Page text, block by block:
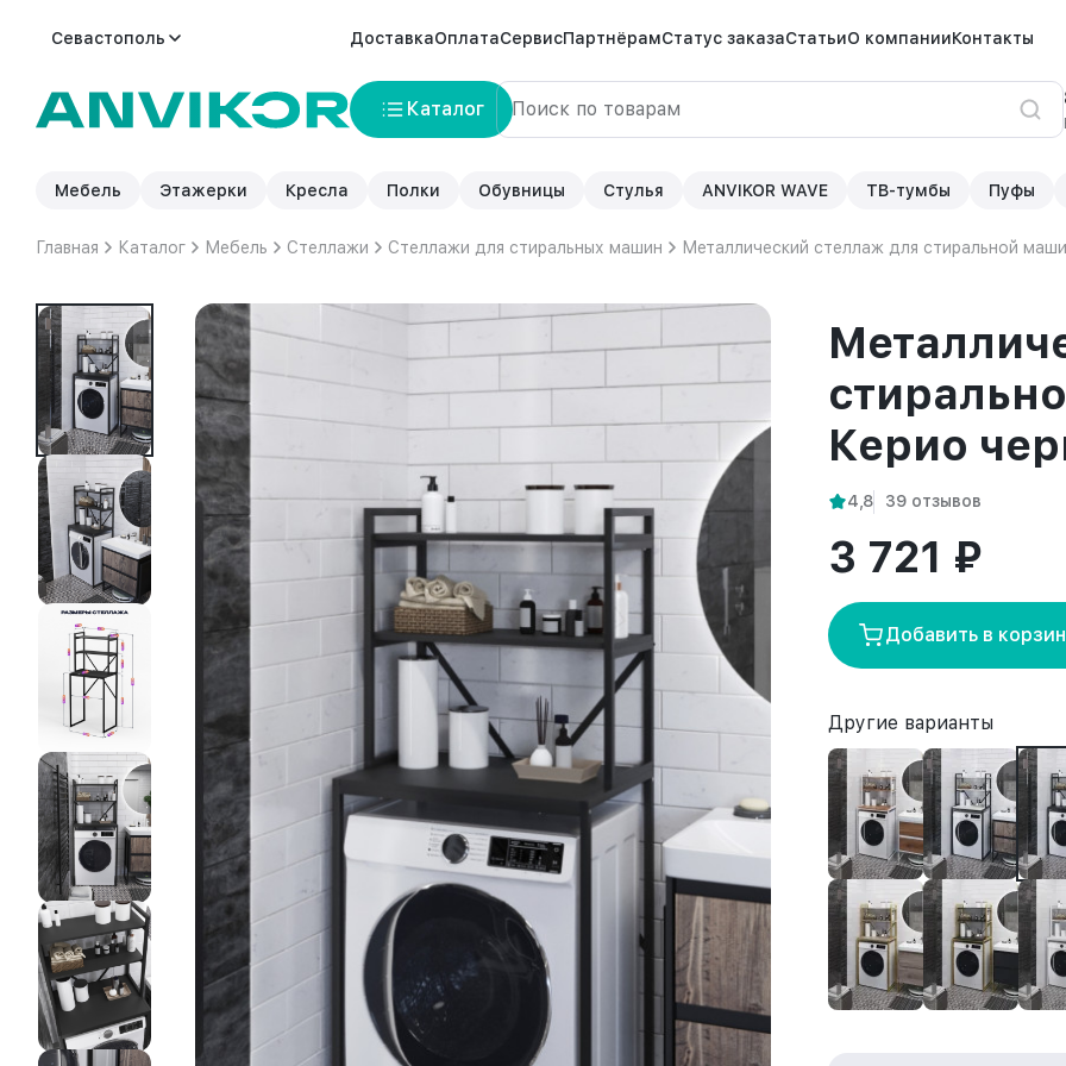
Севастополь ДоставкаОплатаСервисПартнёрамСтатус заказаСтатьиО компанииКонтакты
Каталог
Мебель Этажерки Кресла Полки Обувницы Стулья ANVIKOR WAVE ТВ-тумбы Пуфы
Главная Каталог Мебель Стеллажи Стеллажи для стиральных машин Металлический стеллаж для стиральной
Керио
4,8 39 отзывов
3 721 ₽
Добавить в
Другие варианты